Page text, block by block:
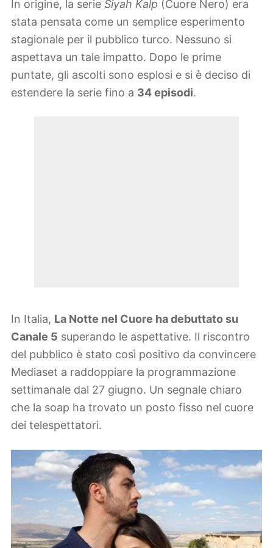
In origine, la serie Siyah Kalp (Cuore Nero) era
stata pensata come un semplice esperimento
stagionale per il pubblico turco. Nessuno si
aspettava un tale impatto. Dopo le prime
puntate, gli ascolti sono esplosi e si è deciso di
estendere la serie fino a 34 episodi.
In Italia, La Notte nel Cuore ha debuttato su
Canale 5 superando le aspettative. Il riscontro
del pubblico è stato così positivo da convincere
Mediaset a raddoppiare la programmazione
settimanale dal 27 giugno. Un segnale chiaro
che la soap ha trovato un posto fisso nel cuore
dei telespettatori.